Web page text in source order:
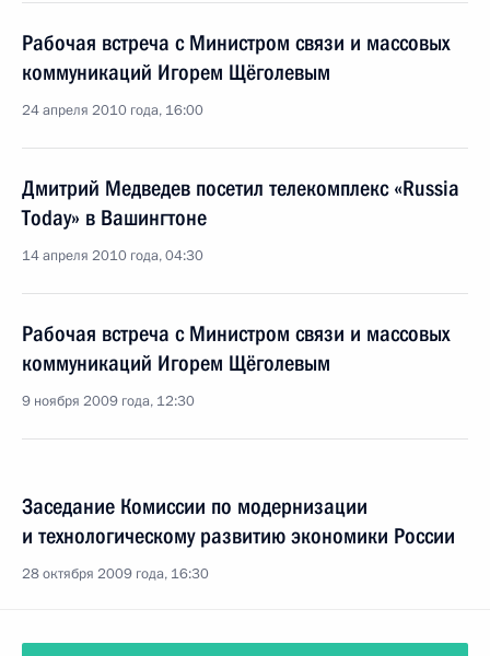
Рабочая встреча с Министром связи и массовых
коммуникаций Игорем Щёголевым
24 апреля 2010 года, 16:00
Дмитрий Медведев посетил телекомплекс «Russia
Today» в Вашингтоне
14 апреля 2010 года, 04:30
Рабочая встреча с Министром связи и массовых
коммуникаций Игорем Щёголевым
9 ноября 2009 года, 12:30
Заседание Комиссии по модернизации
и технологическому развитию экономики России
28 октября 2009 года, 16:30